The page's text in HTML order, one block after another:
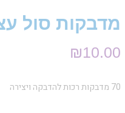
מדבקות סול
₪10.00
70 מדבקות רכות להדבקה ויצירה